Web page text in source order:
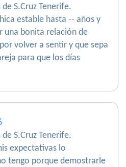
de S.Cruz Tenerife.
estable hasta -- años y
una bonita relación de
volver a sentir y que sepa
para que los días
de S.Cruz Tenerife.
expectativas lo
tengo porque demostrarle